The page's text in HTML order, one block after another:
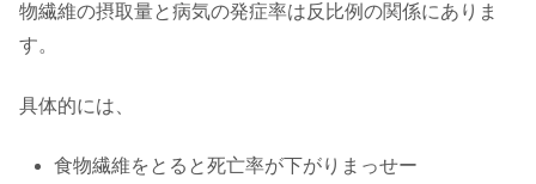
物繊維の摂取量と病気の発症率は反比例の関係にありま
す。
具体的には、
食物繊維をとると死亡率が下がりまっせー